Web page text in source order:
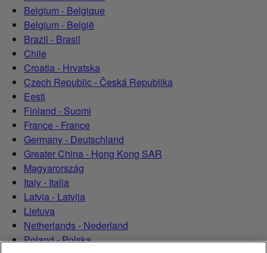
Belgium - Belgique
Belgium - België
Brazil - Brasil
Chile
Croatia - Hrvatska
Czech Republic - Česká Republika
Eesti
Finland - Suomi
France - France
Germany - Deutschland
Greater China - Hong Kong SAR
Magyarország
Italy - Italia
Latvia - Latvija
Lietuva
Netherlands - Nederland
Poland - Polska